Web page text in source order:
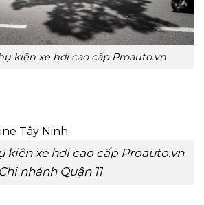
kiện xe hơi cao cấp Proauto.vn
kiện xe hơi cao cấp Proauto.vn
Chi nhánh Quận 11